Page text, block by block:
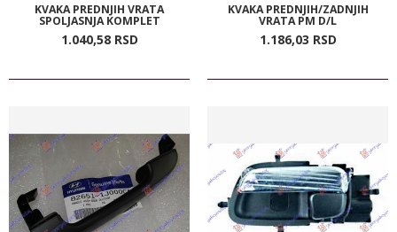
KVAKA PREDNJIH VRATA
SPOLJASNJA KOMPLET
1.040,58 RSD
KVAKA PREDNJIH/ZADNJIH
VRATA PM D/L
1.186,03 RSD